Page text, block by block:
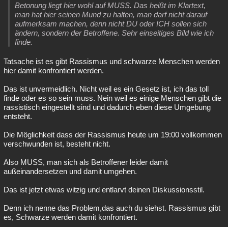
Betonung liegt hier wohl auf MUSS. Das heißt im Klartext,
man hat hier seinen Mund zu halten, man darf nicht darauf
aufmerksam machen, denn nicht DU oder ICH sollen sich
ändern, sondern der Betroffene. Sehr einseitiges Bild wie ich
finde.
Tatsache ist es gibt Rassismus und schwarze Menschen werden
hier damit konfrontiert werden.
Das ist unvermeidlich. Nicht weil es ein Gesetz ist, ich das toll
finde oder es so sein muss. Nein weil es einige Menschen gibt die
rassistisch eingestellt sind und dadurch eben diese Umgebung
entsteht.
Die Möglichkeit dass der Rassismus heute um 19:00 vollkommen
verschwunden ist, besteht nicht.
Also MUSS, man sich als Betroffener leider damit
außeinandersetzen und damit umgehen.
Das ist jetzt etwas witzig und entlarvt deinen Diskussionsstil.
Denn ich nenne das Problem,das auch du siehst. Rassismus gibt
es, Schwarze werden damit konfrontiert.